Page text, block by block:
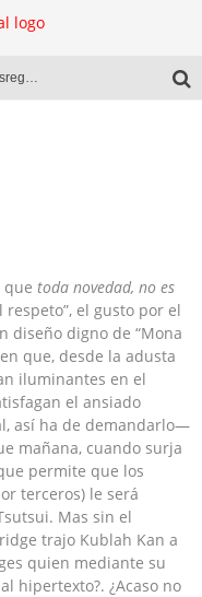
El libro en la mira de la desregulación
que toda novedad, no es
respeto”, el gusto por el
diseño digno de “Mona
que, desde la adusta
iluminantes en el
el ansiado
así ha de demandarlo—
mañana, cuando surja
permite que los
terceros) le será
Mas sin el
trajo Kublah Kan a
quien mediante su
hipertexto?. ¿Acaso no